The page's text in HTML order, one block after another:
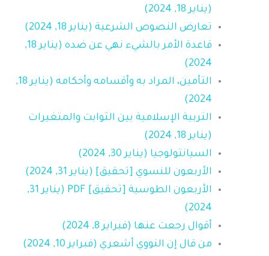
(يناير 18, 2024)
تعارض النصوص الشرعية (يناير 18, 2024)
قاعدة الأمر بالشيء نهي عن ضده (يناير 18,
2024)
التأمين، المراد به وأقسامه وأحكامه (يناير 18,
2024)
التربية الإسلامية بين الثوابت والمتغيرات
(يناير 18, 2024)
السيانتولوجيا (يناير 30, 2024)
الأربعون للنسوي [تحقيق] (يناير 31, 2024)
الأربعون الطوسية [تحقيق] PDF (يناير 31,
2024)
أقوال رجعت عنها (فبراير 8, 2024)
من قال إن النووي أشعري (فبراير 10, 2024)